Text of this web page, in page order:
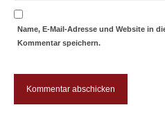
Name, E-Mail-Adresse und Website in
Kommentar speichern.